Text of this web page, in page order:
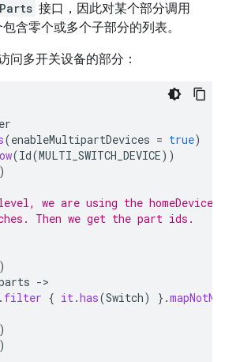
接口，因此对某个部分调用
含零个或多个子部分的列表。
问多开关设备的部分：
(enableMultipartDevices = true)
(Id(MULTI_SWITCH_DEVICE))
we are using the
Then we get the part ids.
->
. filter { it.has(Switch) }.